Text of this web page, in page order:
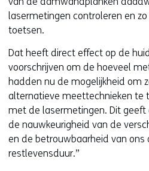
lasermetingen controleren en
toetsen.
Dat heeft direct effect op de
voorschrijven om de hoeveel
hadden nu de mogelijkheid om
alternatieve meettechnieken te
met de lasermetingen. Dit geeft
de nauwkeurigheid van de
en de betrouwbaarheid van ons
restlevensduur.”